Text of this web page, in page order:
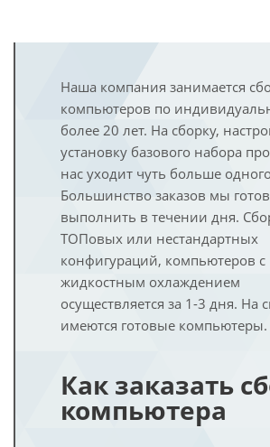
Наша компания занимается
компьютеров по
более 20 лет. На сборку,
установку базового набора
нас уходит чуть больше
Большинство заказов мы
выполнить в течении дня.
ТОПовых или нестандартных
конфигураций, компьютеров с
жидкостным охлаждением
осуществляется за 1-3 дня. На
имеются готовые компьютеры.
Как заказать
компьютера